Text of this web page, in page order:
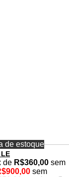
de estoque
de R$360,00 sem
900,00 sem